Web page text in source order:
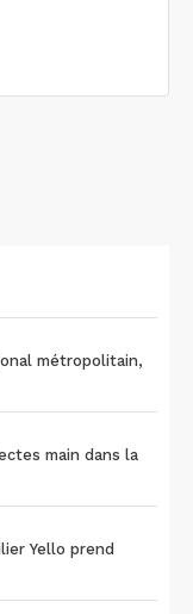
métropolitain,
main dans la
Yello prend